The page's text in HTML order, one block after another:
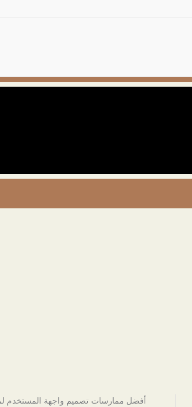
أفضل ممارسات تصميم واجهة المستخدم